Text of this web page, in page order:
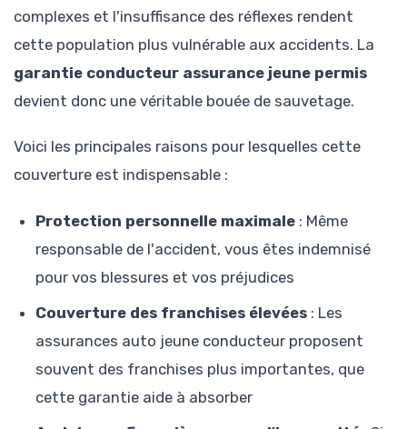
complexes et l'insuffisance des réflexes rendent
cette population plus vulnérable aux accidents. La
garantie conducteur assurance jeune permis
devient donc une véritable bouée de sauvetage.
Voici les principales raisons pour lesquelles cette
couverture est indispensable :
Protection personnelle maximale : Même
responsable de l'accident, vous êtes indemnisé
pour vos blessures et vos préjudices
Couverture des franchises élevées : Les
assurances auto jeune conducteur proposent
souvent des franchises plus importantes, que
cette garantie aide à absorber